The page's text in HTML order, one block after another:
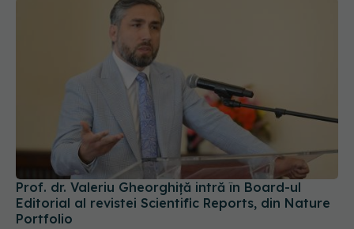
Prof. dr. Valeriu Gheorghiță intră în Board-ul
Editorial al revistei Scientific Reports, din Nature
Portfolio